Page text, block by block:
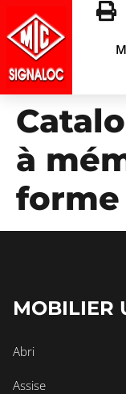
à
forme
MOBILIER
Abri
Assise